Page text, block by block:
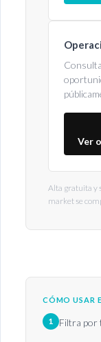
Ver
Alta gratuita y
market se
CÓMO USAR
1 Filtra por